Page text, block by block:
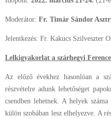
Moderátor: Fr. Timár Sándor
Jelentkezés: Fr. Kakucs Szilveszter
Lelkigyakorlat a szárhegyi
Az előző évekhez hasonlóan a
részvételre adunk lehetőséget
csendben lehetnek. A helyek
külön szobában lesz elhelyezve. A